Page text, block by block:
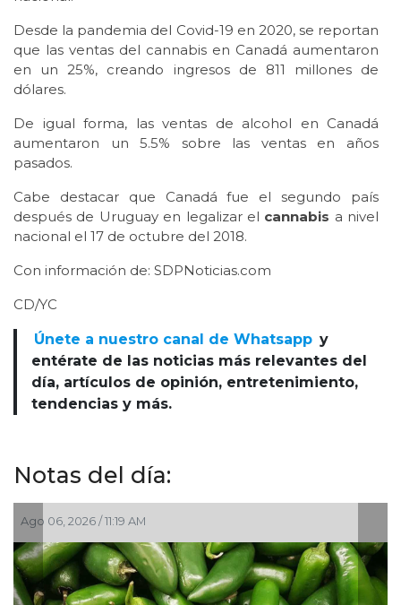
Desde la pandemia del Covid-19 en 2020, se reportan
que las ventas del cannabis en Canadá aumentaron
en un 25%, creando ingresos de 811 millones de
dólares.
De igual forma, las ventas de alcohol en Canadá
aumentaron un 5.5% sobre las ventas en años
pasados.
Cabe destacar que Canadá fue el segundo país
después de Uruguay en legalizar el cannabis a nivel
nacional el 17 de octubre del 2018.
Con información de: SDPNoticias.com
CD/YC
Únete a nuestro canal de Whatsapp y
entérate de las noticias más relevantes del
día, artículos de opinión, entretenimiento,
tendencias y más.
Notas del día:
Ago 05, 2026 / 2:56 PM